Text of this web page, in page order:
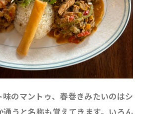
のマントゥ、春巻きみたいのはシ
うと名称も覚えてきます。いろん